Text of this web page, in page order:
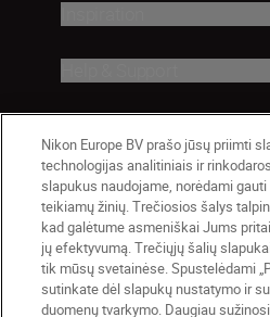
Nikon Europe BV prašo jūsų priimti
technologijas analitiniais ir
slapukus naudojame, norėdami
teikiamų žinių. Trečiosios šalys
kad galėtume asmeniškai Jums
jų efektyvumą. Trečiųjų šalių
tik mūsų svetainėse. Spustelėdami
sutinkate dėl slapukų nustatymo ir
duomenų tvarkymo. Daugiau